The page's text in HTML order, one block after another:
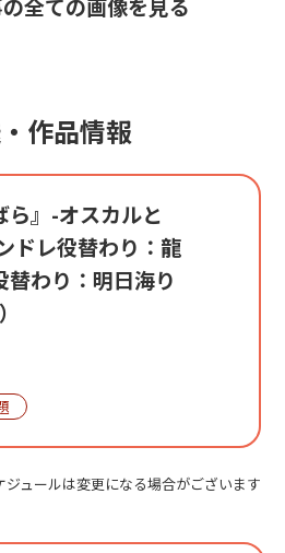
全ての画像を見る
作品情報
ら』-オスカルと
ドレ役替わり：龍
わり：明日海り
ュールは変更になる場合がございます